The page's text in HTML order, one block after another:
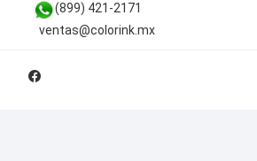
(899) 421-2171
ventas@colorink.mx